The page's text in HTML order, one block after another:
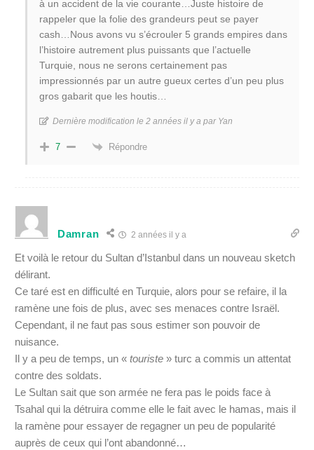
à un accident de la vie courante…Juste histoire de
rappeler que la folie des grandeurs peut se payer
cash…Nous avons vu s’écrouler 5 grands empires dans
l’histoire autrement plus puissants que l’actuelle
Turquie, nous ne serons certainement pas
impressionnés par un autre gueux certes d’un peu plus
gros gabarit que les houtis…
Dernière modification le 2 années il y a par Yan
7 Répondre
Damran 2 années il y a
Et voilà le retour du Sultan d’Istanbul dans un nouveau sketch
délirant.
Ce taré est en difficulté en Turquie, alors pour se refaire, il la
ramène une fois de plus, avec ses menaces contre Israël.
Cependant, il ne faut pas sous estimer son pouvoir de
nuisance.
Il y a peu de temps, un « touriste » turc a commis un attentat
contre des soldats.
Le Sultan sait que son armée ne fera pas le poids face à
Tsahal qui la détruira comme elle le fait avec le hamas, mais il
la ramène pour essayer de regagner un peu de popularité
auprès de ceux qui l’ont abandonné…